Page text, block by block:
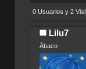
veces)
0 Usuarios y 2
Lilu7
Ábaco